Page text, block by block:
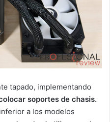
tapado, implementando
soportes de chasis.
a los modelos